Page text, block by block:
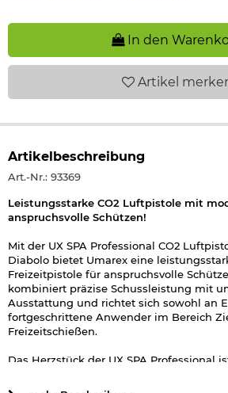
In den
Artikel
Artikelbeschreibung
Art.-Nr.: 93369
Leistungsstarke CO2 Luftpistole mit
anspruchsvolle Schützen!
Mit der UX SPA Professional CO2
Diabolo bietet Umarex eine
Freizeitpistole für anspruchsvolle
kombiniert präzise Schussleistung mit
Ausstattung und richtet sich sowohl an
fortgeschrittene Anwender im Bereich
Freizeitschießen.
Das Herzstück der UX SPA Professional
betrieben wird und für eine konstante